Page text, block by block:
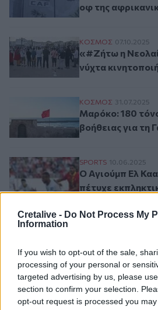
Cretalive - Do Not Process My
Information
If you wish to opt-out of the sale,
processing of your personal or
targeted advertising by us, please
section to confirm your selection.
opt-out request is processed you
οφ της
«#Ζήτω η
ΚΟΣΜΟΣ 07.10.2025
«#Ζήτω η
νύχτα
Μαρόκο: 180
ΚΟΣΜΟΣ 31.07.2025
Μαρόκο: 180
βοήθειας για τη
Ο Αγιούμπ Ελ
SPORTS 10.06.2025
Ο Αγιούμπ Ελ
πέτυχε
Μαρόκο
1